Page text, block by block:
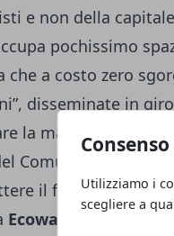
Utilizziamo i
scegliere a
e non della
pochissimo
che a costo zero
disseminate in
la mappa
Comune di Roma e
il fenomeno
Ecowater
è già in